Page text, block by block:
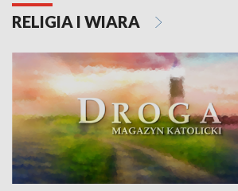
RELIGIA I WIARA